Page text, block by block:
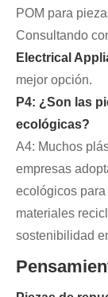
POM para
Consultando
Electrical
mejor opción.
P4: ¿Son las
ecológicas?
A4: Muchos
empresas
ecológicos
materiales
sostenibilidad